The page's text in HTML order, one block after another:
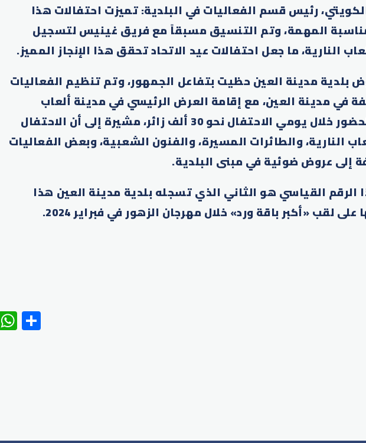
رئيس قسم الفعاليات في البلدية: تميزت احتفالات هذا
المهمة، وتم التنسيق مسبقاً مع فريق غينيس لتسجيل
النارية، ما جعل احتفالات عيد الاتحاد تحقق هذا الإنجاز المميز.
بلدية مدينة العين حظيت بتفاعل الجمهور، وتم تنظيم الفعاليات
في مدينة العين، مع إقامة العرض الرئيسي في مدينة ألعاب
هيلي، وبلغ عدد الحضور خلال يومي الاحتفال نحو 30 ألف زائر، مشيرة إلى أن الاحتفال
النارية، والطائرات المسيرة، والفنون الشعبية، وبعض الفعاليات
إلى عروض ضوئية في مبنى البلدية.
الرقم القياسي هو الثاني الذي تسجله بلدية مدينة العين هذا
لقب «أكبر باقة ورد» خلال مهرجان الزهور في فبراير 2024.
WhatsApp